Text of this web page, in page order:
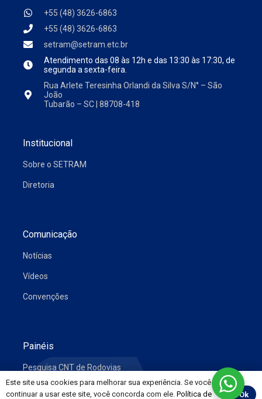
+55 (48) 3626-6863
+55 (48) 3626-6863
setram@setram.etc.br
Atendimento das 08 às 12h e das 13:30 às 17:30, de
segunda a sexta-feira.
Rua Arlete Teresinha Orlandi da Silva S/N° – São
João
Tubarão – SC | 88708-418
Institucional
Sobre o SETRAM
Diretoria
Comunicação
Notícias
Vídeos
Convenções
Painéis
Pesquisa CNT de Rodovias
Preço de Combustíveis e Derivados do Petróleo
Este site usa cookies para melhorar sua experiência. Se você
continuar a usar este site, você concorda com ele. Política de Ok